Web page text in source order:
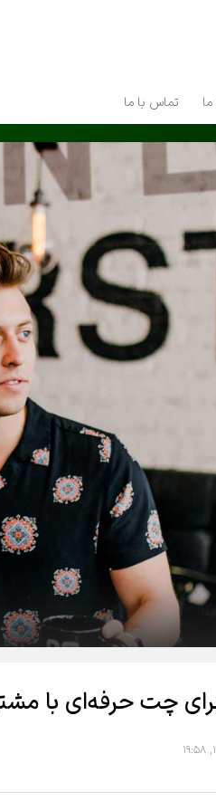
ما تماس با ما
چت حرفه‌ای با